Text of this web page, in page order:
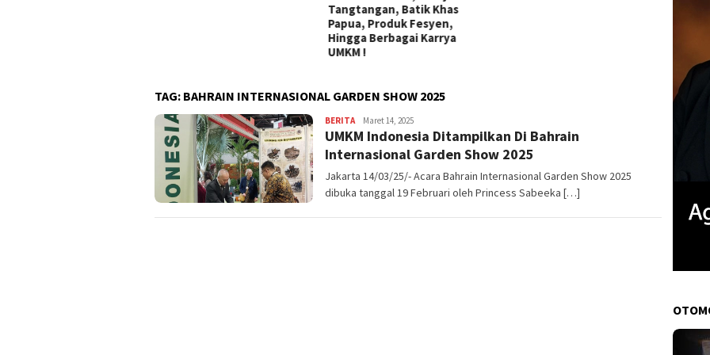
TAG: BAHRAIN INTERNASIONAL GARDEN SHOW 2025
BERITAMulyadi
Elhan
Maret 14, 2025
UMKM Indonesia Ditampilkan Di Bahrain
Internasional Garden Show 2025
Jakarta 14/03/25/- Acara Bahrain Internasional Garden Show 2025
dibuka tanggal 19 Februari oleh Princess Sabeeka […]